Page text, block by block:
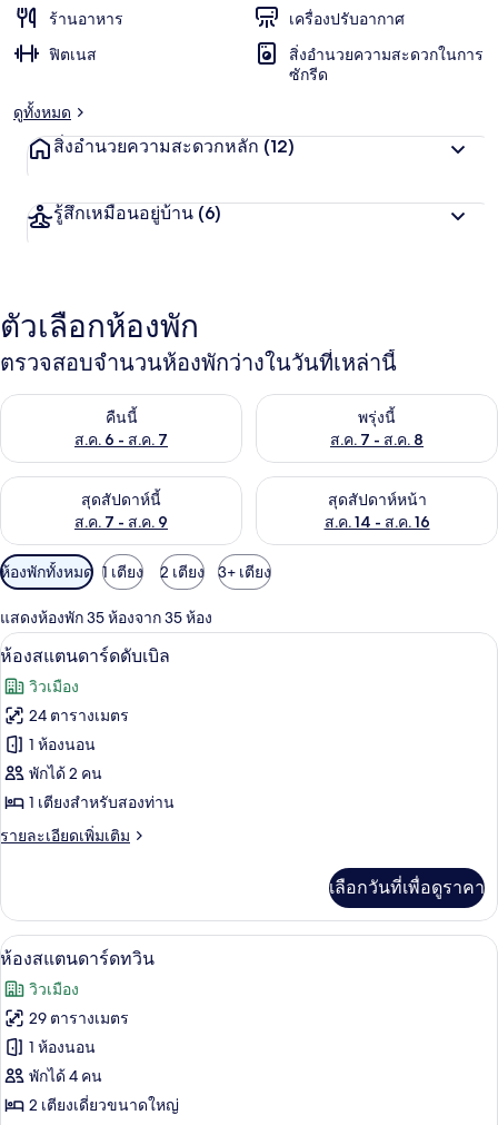
ร้านอาหาร
เครื่องปรับอากาศ
ฟิตเนส
สิ่งอำนวยความสะดวกในการ
ซักรีด
ดูทั้งหมด
สิ่งอำนวยความสะดวกหลัก (12)
รู้สึกเหมือนอยู่บ้าน (6)
ตัวเลือกห้องพัก
ตรวจสอบจำนวนห้องพักว่างในวันที่เหล่านี้
คืนนี้
ส.ค. 6 - ส.ค. 7
ตรวจสอบจำนวนห้องพักว่างในคืนนี้ ส.ค. 6 - ส.ค. 7พรุ่งนี้
ส.ค. 7 - ส.ค. 8
ตรวจสอบจำนวนห้องพักว่างใน
สุดสัปดาห์นี้
ส.ค. 7 - ส.ค. 9
ตรวจสอบจำนวนห้องพักว่างในสุดสัปดาห์นี้ ส.ค. 7 - ส.ค. 9
สุดสัปดาห์หน้า
ส.ค. 14 - ส.ค. 16
ตรวจสอบจำนวนห้องพักว่างใน
ตัว
กรอง
ที่
มี
ให้
สำหรับ
ห้อง
พัก
ห้องพักทั้งหมด 1 เตียง 2 เตียง 3+ เตียง
แสดงห้องพัก 35 ห้องจาก 35 ห้อง
เปิด
ภาพถ่าย
ทั้งหมด
ของ
ห้อง
สแตนดาร์ด
ดับเบิล
5
ห้องสแตนดาร์ดดับเบิล
วิวเมือง
24 ตารางเมตร
1 ห้องนอน
พักได้ 2 คน
1 เตียงสำหรับสองท่าน
รายละเอียดเพิ่มเติม
ราย
เกี่ยว
กับ
ห้อง
ดับเบิล
เลือกวันที่เพื่อดูราคา
เปิด
ภาพถ่าย
ทั้งหมด
ของ
ห้อง
สแตนดาร์ด
ตู้นิรภัยในห้องพัก, โต๊ะทำงาน, พื้นที่ท
6
ห้องสแตนดาร์ดทวิน
วิวเมือง
29 ตารางเมตร
1 ห้องนอน
พักได้ 4 คน
2 เตียงเดี่ยวขนาดใหญ่